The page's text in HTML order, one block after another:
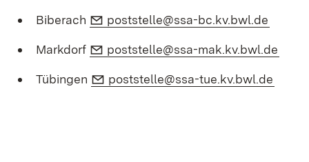
Biberach E-Mail:
poststelle@ssa-bc.kv.bwl.de
Markdorf E-Mail:
poststelle@ssa-mak.kv.bwl.de
Tübingen E-Mail:
poststelle@ssa-tue.kv.bwl.de